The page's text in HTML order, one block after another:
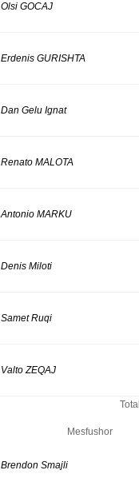
Olsi GOCAJ
Erdenis GURISHTA
Dan Gelu Ignat
Renato MALOTA
Antonio MARKU
Denis Miloti
Samet Ruqi
Valto ZEQAJ
Total
Mesfushor
Brendon Smajli